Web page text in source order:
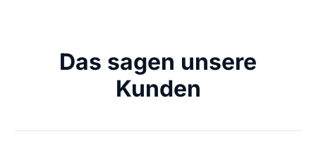
Das sagen unsere
Kunden